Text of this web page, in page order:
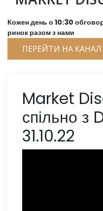
Кожен день о 10:30
ринок разом з нами
ПЕРЕЙТИ НА КАНАЛ
Market
спільно з
31.10.22